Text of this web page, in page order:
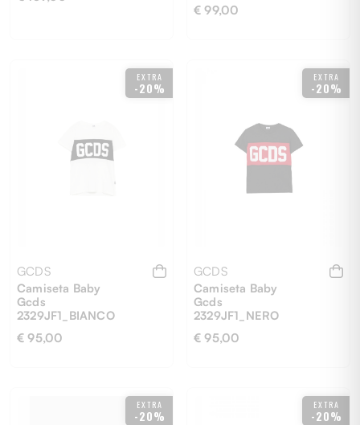
€ 99,00
EXTRA
-20%
GCDS
Camiseta Baby
Gcds
2329JF1_BIANCO
€ 95,00
EXTRA
-20%
GCDS
Camiseta Baby
Gcds
2329JF1_NERO
€ 95,00
EXTRA
-20%
EXTRA
-20%